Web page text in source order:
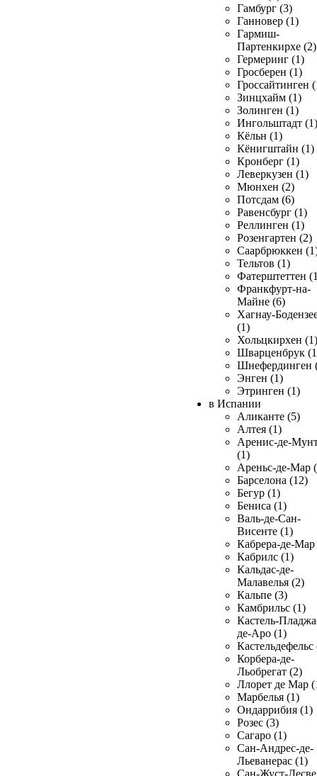
Гамбург (3)
Ганновер (1)
Гармиш-
Партенкирхе (2)
Гермеринг (1)
Гросберен (1)
Гроссайтинген
Зинцхайм (1)
Золинген (1)
Ингольштадт (1)
Кёльн (1)
Кёнигштайн (1)
Кронберг (1)
Леверкузен (1)
Мюнхен (2)
Потсдам (6)
Равенсбург (1)
Реллинген (1)
Розенгартен (2)
Саарбрюккен
Тельтов (1)
Фатерштеттен
Франкфурт-на-
Майне (6)
Хагнау-
(1)
Хольцкирхен (1)
Шварценбрук
Шнефердинген
Энген (1)
Этринген (1)
в Испании
Аликанте (5)
Алтея (1)
Аренис-де-
(1)
Ареньс-де-Мар
Барселона (12)
Бегур (1)
Бениса (1)
Валь-де-Сан-
Висенте (1)
Кабрера-де-Мар
Кабрилс (1)
Кальдас-де-
Малавелья (2)
Кальпе (3)
Камбрильс (1)
Кастель-
де-Аро (1)
Кастельдефельс
Корбера-де-
Льобрегат (2)
Ллорет де Мар
Марбелья (1)
Ондаррибия (1)
Розес (3)
Сагаро (1)
Сан-Андрес-де-
Льеванерас (1)
Сан-Жуст-